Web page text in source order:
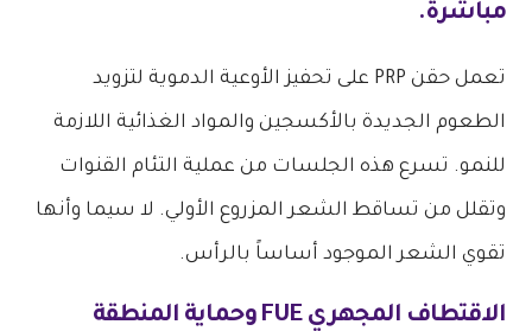
مباشرة.
تعمل حقن PRP على تحفيز الأوعية الدموية لتزويد
الطعوم الجديدة بالأكسجين والمواد الغذائية اللازمة
للنمو. تسرع هذه الجلسات من عملية التئام القنوات
وتقلل من تساقط الشعر المزروع الأولي. لا سيما وأنها
تقوي الشعر الموجود أساساً بالرأس.
الاقتطاف المجهري FUE وحماية المنطقة